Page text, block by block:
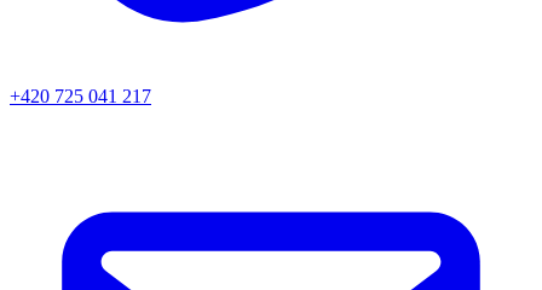
+420 725 041 217